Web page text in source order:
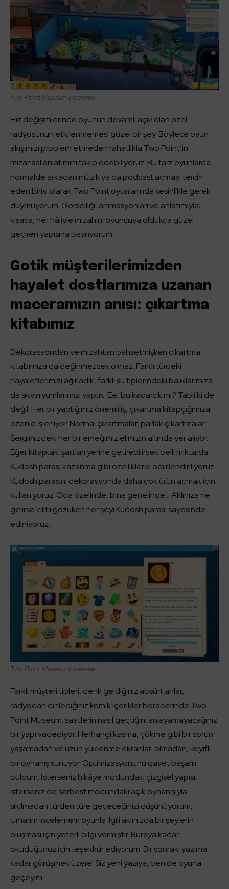
Two Point Museum İnceleme
Hız değişimlerinde oyunun devamlı açık olan özel
radyosunun etkilenmemesi güzel bir şey. Böylece oyun
akışımızı problem etmeden rahatlıkla Two Point’in
mizahsal anlatımını takip edebiliyoruz. Bu tarz oyunlarda
normalde arkadan müzik ya da podcast açmayı tercih
eden birisi olarak Two Point oyunlarında kesinlikle gerek
duymuyorum. Görselliği, animasyonları ve anlatımıyla;
kısaca, her hâliyle mizahını oyuncuya oldukça güzel
geçiren yapısına bayılıyorum.
Gotik müşterilerimizden
hayalet dostlarımıza uzanan
maceramızın anısı: çıkartma
kitabımız
Dekorasyondan ve mizahtan bahsetmişken çıkartma
kitabımıza da değinmezsek olmaz. Farklı türdeki
hayaletlerimizi ağırladık, farklı su tiplerindeki balıklarımıza
da akvaryumlarımızı yaptık. Ee, bu kadarcık mı? Tabii ki de
değil! Her bir yaptığımız önemli iş, çıkartma kitapçığımıza
özenle işleniyor. Normal çıkartmalar, parlak çıkartmalar…
Sergimizdeki her bir emeğimiz elimizin altında yer alıyor.
Eğer kitaptaki şartları yerine getirebilirsek belli miktarda
Kudosh parası kazanma gibi özelliklerle ödüllendiriliyoruz.
Kudosh parasını dekorasyonda daha çok ürün açmak için
kullanıyoruz. Oda özelinde, bina genelinde… Aklınıza ne
gelirse kilitli gözüken her şeyi Kudosh parası sayesinde
ediniyoruz.
Two Point Museum İnceleme
Farklı müşteri tipleri, denk geldiğiniz absürt anlar,
radyodan dinlediğiniz komik içerikler beraberinde Two
Point Museum; saatlerin nasıl geçtiğini anlayamayacağınız
bir yapı vadediyor. Herhangi kasma, çökme gibi bir sorun
yaşamadan ve uzun yüklenme ekranları olmadan, keyifli
bir oynanış sunuyor. Optimizasyonunu gayet başarılı
buldum. İsterseniz hikâye modundaki çizgisel yapısı,
isterseniz de serbest modundaki açık oynanışıyla
sıkılmadan türden türe geçeceğinizi düşünüyorum.
Umarım incelemem oyunla ilgili aklınızda bir şeylerin
oluşması için yeterli bilgi vermiştir. Buraya kadar
okuduğunuz için teşekkür ediyorum. Bir sonraki yazıma
kadar görüşmek üzere! Siz yeni yazıya, ben de oyuna
geçeyim.